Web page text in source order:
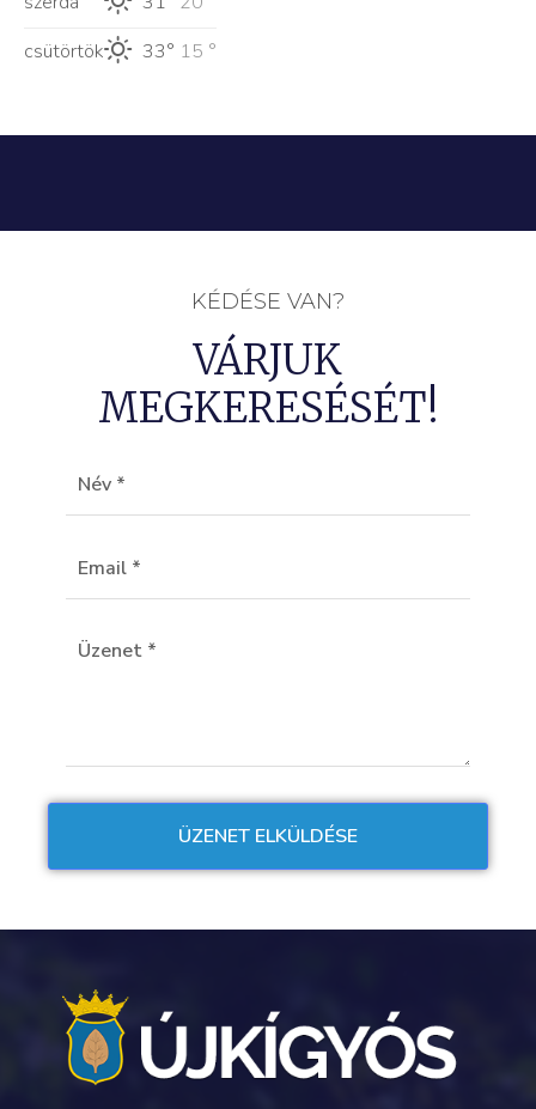
csütörtök
33° 15 °
KÉDÉSE VAN?
VÁRJUK
MEGKERESÉSÉT!